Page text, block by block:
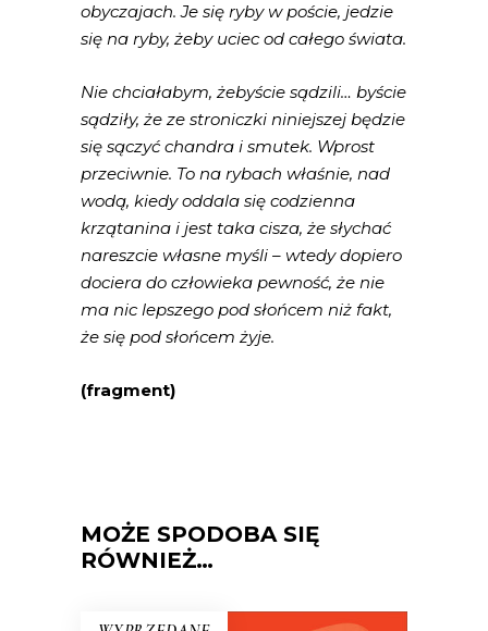
obyczajach. Je się ryby w poście, jedzie
się na ryby, żeby uciec od całego świata.
Nie chciałabym, żebyście sądzili… byście
sądziły, że ze stroniczki niniejszej będzie
się sączyć chandra i smutek. Wprost
przeciwnie. To na rybach właśnie, nad
wodą, kiedy oddala się codzienna
krzątanina i jest taka cisza, że słychać
nareszcie własne myśli – wtedy dopiero
dociera do człowieka pewność, że nie
ma nic lepszego pod słońcem niż fakt,
że się pod słońcem żyje.
(fragment)
MOŻE SPODOBA SIĘ
RÓWNIEŻ…